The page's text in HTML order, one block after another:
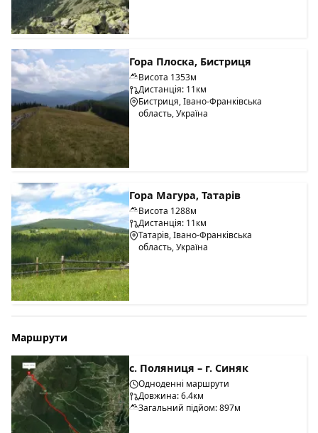
Гора Плоска, Бистриця
Висота 1353м
Дистанція: 11км
Бистриця, Івано-Франківська
область, Україна
Гора Магура, Татарів
Висота 1288м
Дистанція: 11км
Татарів, Івано-Франківська
область, Україна
Маршрути
с. Поляниця – г. Синяк
Одноденні маршрути
Довжина: 6.4км
Загальний підйом: 897м